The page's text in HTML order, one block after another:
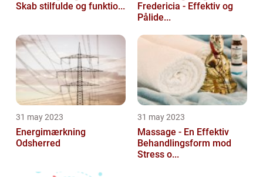
Skab stilfulde og funktio...
Fredericia - Effektiv og
Pålide...
31 may 2023
Energimærkning
Odsherred
31 may 2023
Massage - En Effektiv
Behandlingsform mod
Stress o...